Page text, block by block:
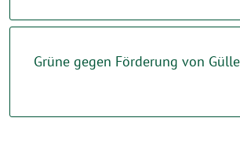
Grüne gegen Förderung von